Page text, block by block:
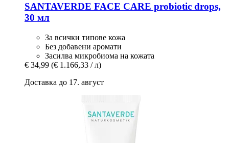
SANTAVERDE FACE CARE probiotic drops,
30 мл
За всички типове кожа
Без добавени аромати
Засилва микробиома на кожата
€ 34,99 (€ 1.166,33 / л)
Доставка до 17. август